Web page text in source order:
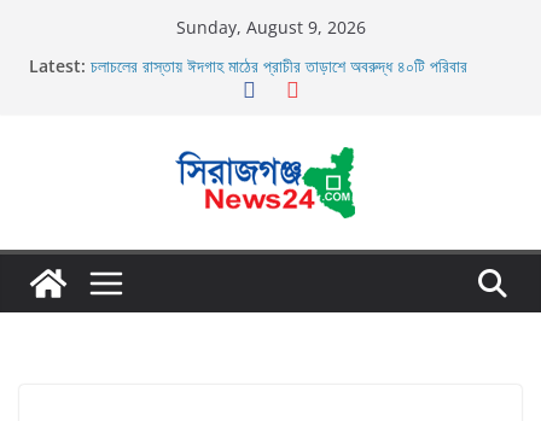
Sunday, August 9, 2026
Latest: চলাচলের রাস্তায় ঈদগাহ মাঠের প্রাচীর তাড়াশে অবরুদ্ধ ৪০টি পরিবার
র‌্যাব-১২ এর অভিযানে বেলকুচি থানা এলাকা হতে অনলাইন জুয়া চক্রের ০৩ জন
তাড়াশে বাসের চাপায় পথচারী নিহত
উল্লাপাড়ায় নিষিদ্ধ দুয়ারী জালের অবাধে ব্যবহার বন্ধ না হলে মাছের প্রজনন